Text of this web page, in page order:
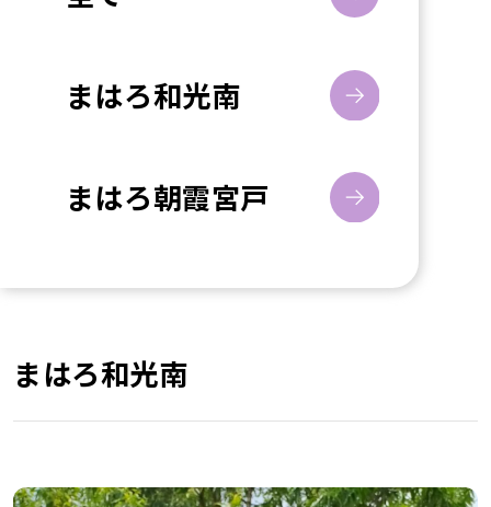
まはろ和光南
まはろ和光南
まはろ朝霞宮戸